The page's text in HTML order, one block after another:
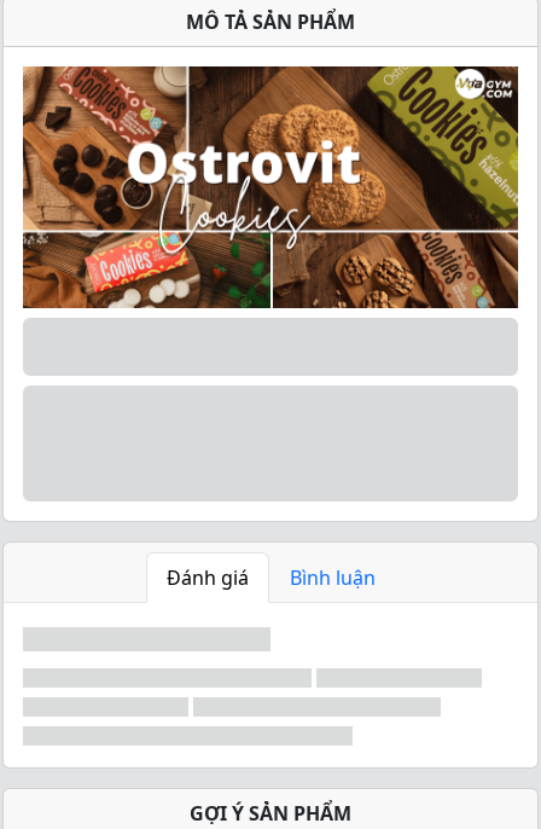
MÔ TẢ SẢN PHẨM
Đánh giá Bình luận
GỢI Ý SẢN PHẨM